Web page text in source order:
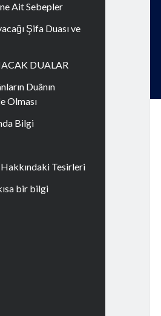
Ait Sebepler
Şifa Duası ve
DUALAR
Duânın
Olması
Bilgi
Tesirleri
bir bilgi